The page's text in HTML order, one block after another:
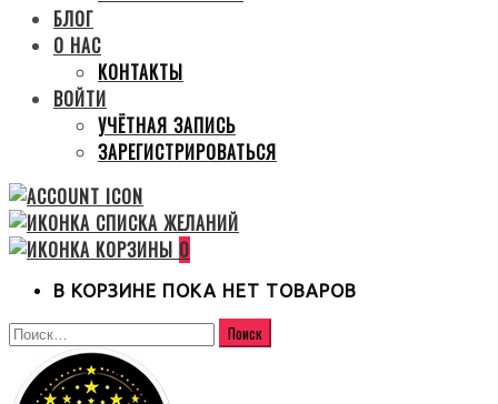
БЛОГ
О НАС
КОНТАКТЫ
ВОЙТИ
УЧЁТНАЯ ЗАПИСЬ
ЗАРЕГИСТРИРОВАТЬСЯ
0
В КОРЗИНЕ ПОКА НЕТ ТОВАРОВ